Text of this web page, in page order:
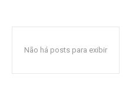
Não há posts para exibir